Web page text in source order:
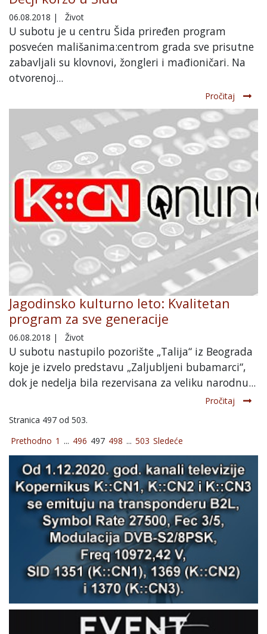
06.08.2018 | Život
U subotu je u centru Šida priređen program
posvećen mališanima:centrom grada sve prisutne
zabavljali su klovnovi, žongleri i mađioničari. Na
otvorenoj...
Pročitaj
Jagodinsko kulturno leto: Kvalitetan
program za sve generacije
06.08.2018 | Život
U subotu nastupilo pozorište „Talija“ iz Beograda
koje je izvelo predstavu „Zaljubljeni bubamarci“,
dok je nedelja bila rezervisana za veliku narodnu...
Pročitaj
Stranica 497 od 503.
Prethodno 1 ... 496 497 498 ... 503 Sledeće